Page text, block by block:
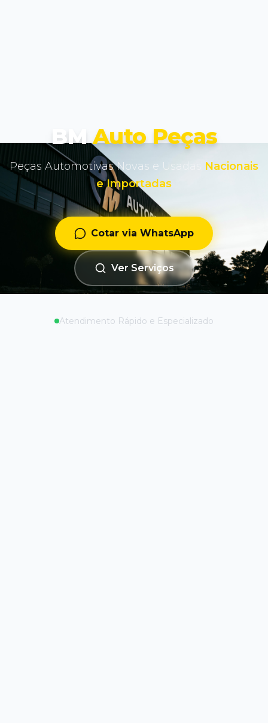
BM Auto Peças
Peças Automotivas Novas e Usadas Nacionais
e Importadas
Cotar via WhatsApp
Ver Serviços
Atendimento Rápido e Especializado